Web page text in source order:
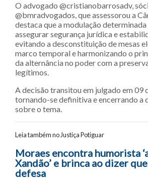
O advogado @cristianobarrosadv,
@bmradvogados, que assessorou a
destaca que a modulação
assegurar segurança jurídica e
evitando a desconstituição de mesas
marco temporal e harmonizando o
da alternância no poder com a
legítimos.
A decisão transitou em julgado em 09
tornando-se definitiva e encerrando a
sobre o tema.
Leia também no Justiça Potiguar
Navegação entre
Moraes encontra humorista
Xandão’ e brinca ao dizer
defesa